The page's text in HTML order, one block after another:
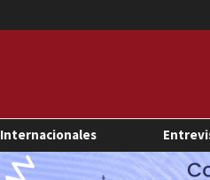
Internacionales